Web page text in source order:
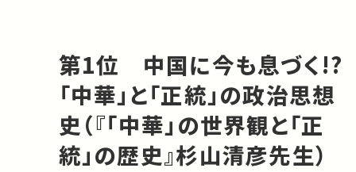
第1位 中国に今も息づく!?
「中華」と「正統」の政治思想
史（『「中華」の世界観と「正
統」の歴史』杉山清彦先生）